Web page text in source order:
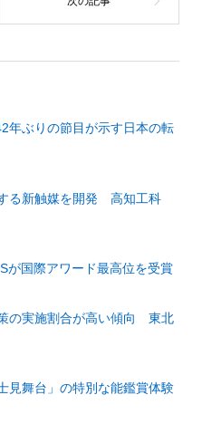
ぶりの節目が示す日本の転
る新触媒を開発 高知工科
が国際アワード最高位を受賞
の実施割合が高い傾向 東北
見舞台」の特別な能鑑賞体験